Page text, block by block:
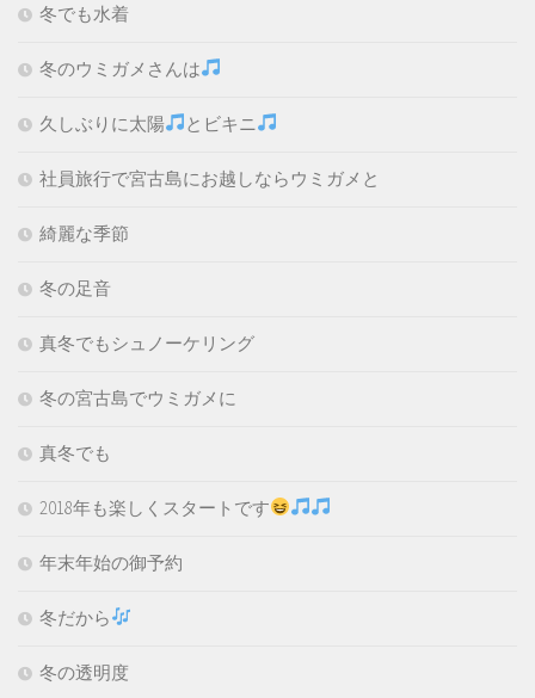
冬でも水着
冬のウミガメさんは
久しぶりに太陽 とビキニ
社員旅行で宮古島にお越しならウミガメと
綺麗な季節
冬の足音
真冬でもシュノーケリング
冬の宮古島でウミガメに
真冬でも
2018年も楽しくスタートです
年末年始の御予約
冬だから
冬の透明度